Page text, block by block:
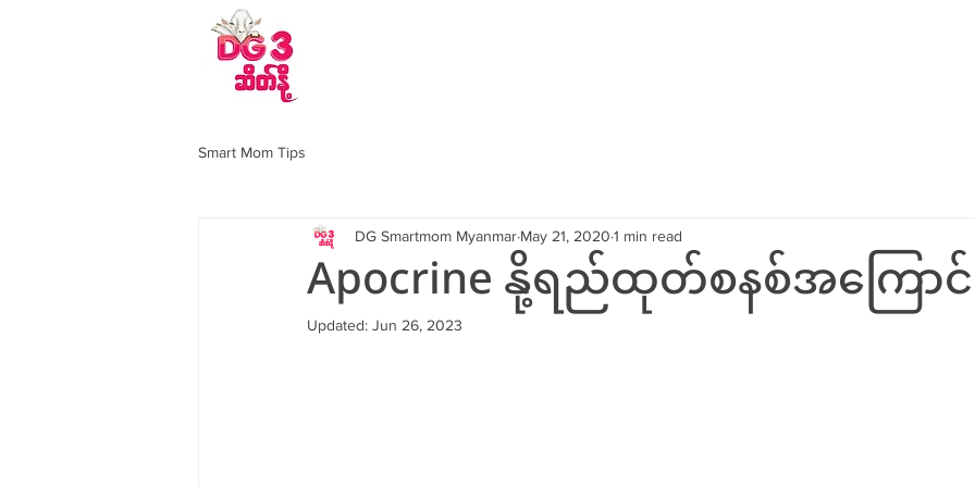
Smart Mom Tips
Apocrine နို့ရည်ထုတ်စနစ်အကြောင်
DG Smartmom Myanmar May 21, 2020 1 min read
Updated: Jun 26, 2023